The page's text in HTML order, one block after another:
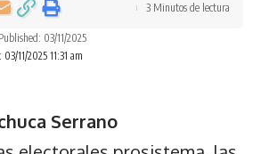
11/2025 11:31 am
Published: 03/11/2025
3 Minutos de lectura
Serrano